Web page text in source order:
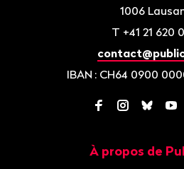
1006
T +41 21 620
IBAN : CH64 0900
Facebook
Instagram
Bluesky
À propos de